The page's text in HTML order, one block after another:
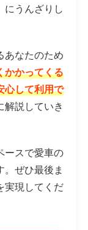
にうんざりし
あなたのため
かかってくる
心して利用で
解説していき
ースで愛車の
ぜひ最後ま
実現してくだ